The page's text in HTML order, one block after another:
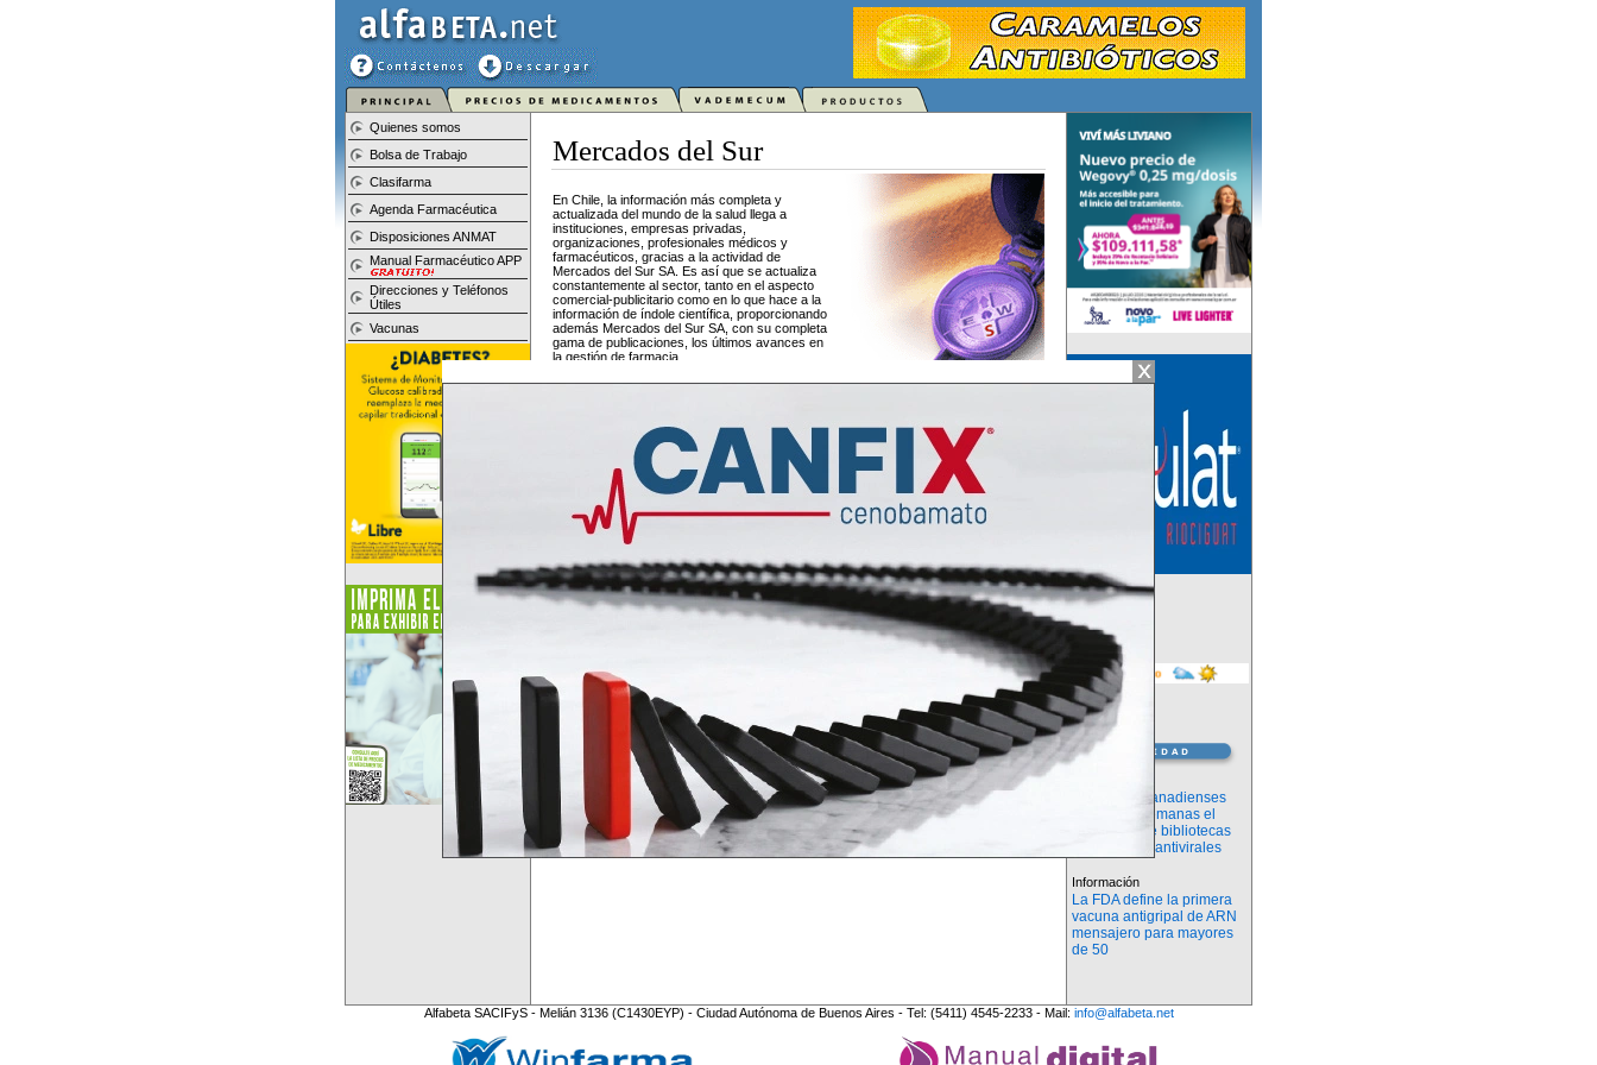
Quienes somos
Bolsa de Trabajo
Clasifarma
Agenda Farmacéutica
Disposiciones ANMAT
Manual Farmacéutico APP
Direcciones y Teléfonos
Útiles
Vacunas
Mercados del Sur
En Chile, la información más completa y
actualizada del mundo de la salud llega a
instituciones, empresas privadas,
organizaciones, profesionales médicos y
farmacéuticos, gracias a la actividad de
Mercados del Sur SA. Es así que se actualiza
constantemente al sector, tanto en el aspecto
comercial-publicitario como en lo que hace a la
información de índole científica, proporcionando
además Mercados del Sur SA, con su completa
gama de publicaciones, los últimos avances en
la gestión de farmacia.
Títulos en Chile:
Manual Farmacoterapéutico Edición Chilena
Científicos canadienses
reducen a semanas el
desarrollo de bibliotecas
de fármacos antivirales
Información
La FDA define la primera
vacuna antigripal de ARN
mensajero para mayores
de 50
Alfabeta SACIFyS - Melián 3136 (C1430EYP) - Ciudad Autónoma de Buenos Aires - Tel: (5411) 4545-2233 - Mail: info@alfabeta.net